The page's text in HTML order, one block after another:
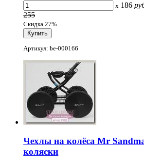
x 186
255
Скидка 27%
Артикул: be-000166
Чехлы на колёса Mr
коляски